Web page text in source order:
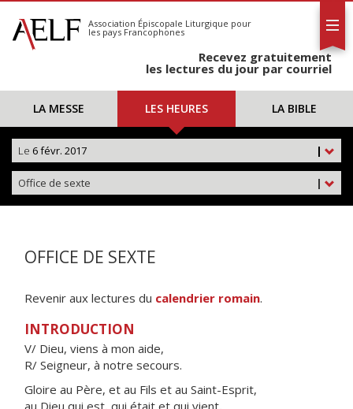
S'abonner
Calendrier
Association Épiscopale Liturgique pour
les pays Francophones
Recevez gratuitement
les lectures du jour par courriel
LA MESSE LES HEURES LA BIBLE
|
Le 6 févr. 2017
|
Office de sexte
OFFICE DE SEXTE
Revenir aux lectures du calendrier romain.
INTRODUCTION
V/ Dieu, viens à mon aide,
R/ Seigneur, à notre secours.
Gloire au Père, et au Fils et au Saint-Esprit,
au Dieu qui est, qui était et qui vient,